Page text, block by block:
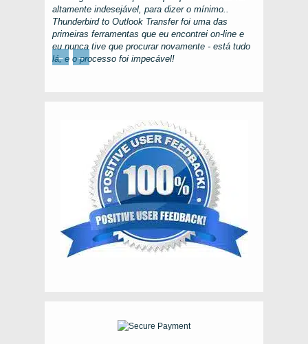
altamente indesejável, para dizer o mínimo..
Thunderbird to Outlook Transferfoi uma das
primeiras ferramentas que eu encontrei on-line e
eu nunca tive que procurar novamente - está tudo
lá, e o processo foi impecável!
← →